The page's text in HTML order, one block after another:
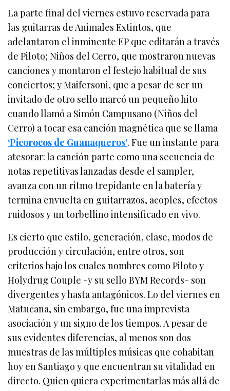
La parte final del viernes estuvo reservada para
las guitarras de Animales Extintos, que
adelantaron el inminente EP que editarán a través
de Piloto; Niños del Cerro, que mostraron nuevas
canciones y montaron el festejo habitual de sus
conciertos; y Maifersoni, que a pesar de ser un
invitado de otro sello marcó un pequeño hito
cuando llamó a Simón Campusano (Niños del
Cerro) a tocar esa canción magnética que se llama
‘Picorocos de Guanaqueros’. Fue un instante para
atesorar: la canción parte como una secuencia de
notas repetitivas lanzadas desde el sampler,
avanza con un ritmo trepidante en la batería y
termina envuelta en guitarrazos, acoples, efectos
ruidosos y un torbellino intensificado en vivo.
Es cierto que estilo, generación, clase, modos de
producción y circulación, entre otros, son
criterios bajo los cuales nombres como Piloto y
Holydrug Couple -y su sello BYM Records- son
divergentes y hasta antagónicos. Lo del viernes en
Matucana, sin embargo, fue una imprevista
asociación y un signo de los tiempos. A pesar de
sus evidentes diferencias, al menos son dos
muestras de las múltiples músicas que cohabitan
hoy en Santiago y que encuentran su vitalidad en
directo. Quien quiera experimentarlas más allá de